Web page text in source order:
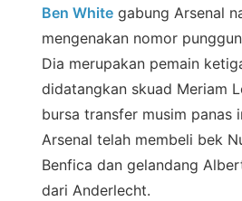
Ben White gabung Arsenal
mengenakan nomor
Dia merupakan pemain
didatangkan skuad Meriam
bursa transfer musim panas
Arsenal telah membeli bek
Benfica dan gelandang
dari Anderlecht.